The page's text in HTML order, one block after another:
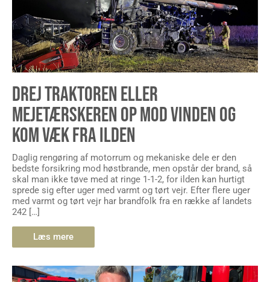
DREJ TRAKTOREN ELLER
MEJETÆRSKEREN OP MOD VINDEN OG
KOM VÆK FRA ILDEN
Daglig rengøring af motorrum og mekaniske dele er den
bedste forsikring mod høstbrande, men opstår der brand, så
skal man ikke tøve med at ringe 1-1-2, for ilden kan hurtigt
sprede sig efter uger med varmt og tørt vejr. Efter flere uger
med varmt og tørt vejr har brandfolk fra en række af landets
242 […]
Læs mere